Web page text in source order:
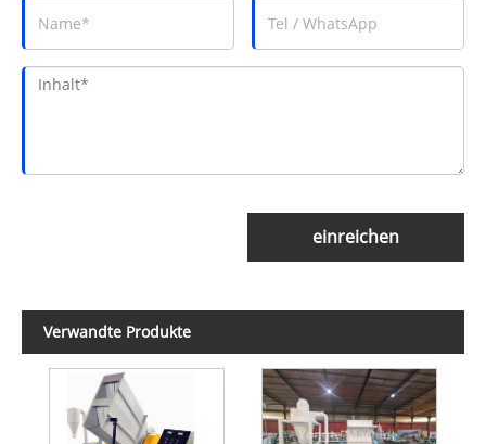
einreichen
Verwandte Produkte